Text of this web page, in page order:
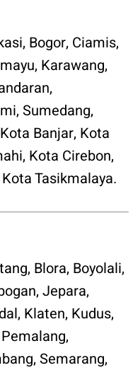
, Bogor, Ciamis,
, Karawang,
,
, Sumedang,
Kota Banjar, Kota
, Kota Cirebon,
Kota Tasikmalaya.
, Blora, Boyolali,
, Jepara,
, Klaten, Kudus,
Pemalang,
, Semarang,